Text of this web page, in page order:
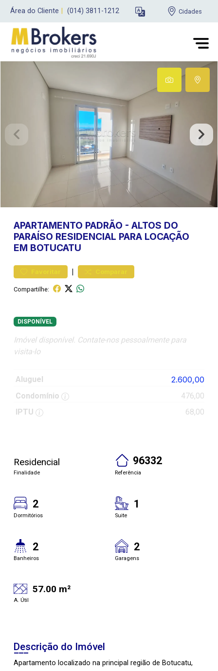
Área do Cliente (014) 3811-1212 Cidades
APARTAMENTO PADRÃO - ALTOS DO
PARAÍSO RESIDENCIAL PARA LOCAÇÃO
EM BOTUCATU
Favoritar | Comparar
Compartilhe:
DISPONÍVEL
Imóvel disponível. Contate-nos pessoalmente para
visita-lo
Aluguel 2.600,00
Condomínio
476,00
IPTU
68,00
Residencial
Finalidade
96332
Referência
2
Dormitórios
1
Suite
2
Banheiros
2
Garagens
57.00 m²
A. Útil
Descrição do Imóvel
Apartamento localizado na principal região de Botucatu,